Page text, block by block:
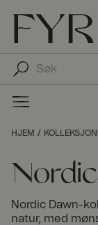
HJEM
Nordic Dawn-
natur, med